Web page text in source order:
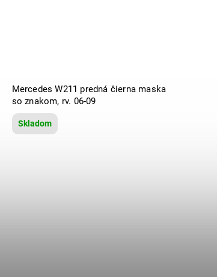
Mercedes W211 predná čierna maska
so znakom, rv. 06-09
Skladom